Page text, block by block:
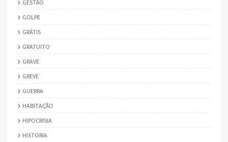
GESTÃO
GOLPE
GRÁTIS
GRATUITO
GRAVE
GREVE
GUERRA
HABITAÇÃO
HIPOCRISIA
HISTORIA